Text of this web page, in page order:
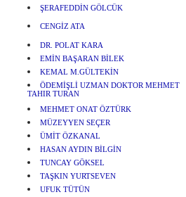
ŞERAFEDDİN GÖLCÜK
CENGİZ ATA
DR. POLAT KARA
EMİN BAŞARAN BİLEK
KEMAL M.GÜLTEKİN
ÖDEMİŞLİ UZMAN DOKTOR MEHMET
TAHIR TURAN
MEHMET ONAT ÖZTÜRK
MÜZEYYEN SEÇER
ÜMİT ÖZKANAL
HASAN AYDIN BİLGİN
TUNCAY GÖKSEL
TAŞKIN YURTSEVEN
UFUK TÜTÜN